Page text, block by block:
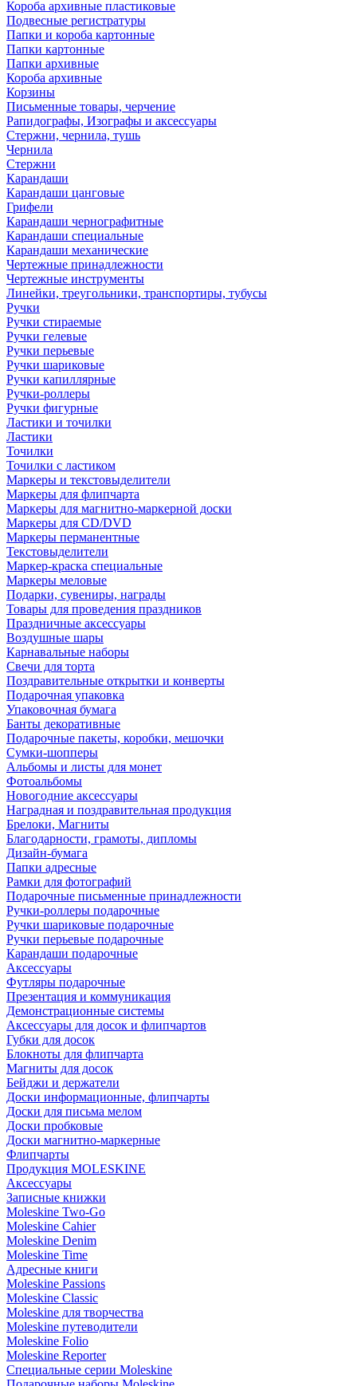
Короба архивные пластиковые
Подвесные регистратуры
Папки и короба картонные
Папки картонные
Папки архивные
Короба архивные
Корзины
Письменные товары, черчение
Рапидографы, Изографы и аксессуары
Стержни, чернила, тушь
Чернила
Стержни
Карандаши
Карандаши цанговые
Грифели
Карандаши чернографитные
Карандаши специальные
Карандаши механические
Чертежные принадлежности
Чертежные инструменты
Линейки, треугольники, транспортиры, тубусы
Ручки
Ручки стираемые
Ручки гелевые
Ручки перьевые
Ручки шариковые
Ручки капиллярные
Ручки-роллеры
Ручки фигурные
Ластики и точилки
Ластики
Точилки
Точилки с ластиком
Маркеры и текстовыделители
Маркеры для флипчарта
Маркеры для магнитно-маркерной доски
Маркеры для CD/DVD
Маркеры перманентные
Текстовыделители
Маркер-краска специальные
Маркеры меловые
Подарки, сувениры, награды
Товары для проведения праздников
Праздничные аксессуары
Воздушные шары
Карнавальные наборы
Свечи для торта
Поздравительные открытки и конверты
Подарочная упаковка
Упаковочная бумага
Банты декоративные
Подарочные пакеты, коробки, мешочки
Сумки-шопперы
Альбомы и листы для монет
Фотоальбомы
Новогодние аксессуары
Наградная и поздравительная продукция
Брелоки, Магниты
Благодарности, грамоты, дипломы
Дизайн-бумага
Папки адресные
Рамки для фотографий
Подарочные письменные принадлежности
Ручки-роллеры подарочные
Ручки шариковые подарочные
Ручки перьевые подарочные
Карандаши подарочные
Аксессуары
Футляры подарочные
Презентация и коммуникация
Демонстрационные системы
Аксессуары для досок и флипчартов
Губки для досок
Блокноты для флипчарта
Магниты для досок
Бейджи и держатели
Доски информационные, флипчарты
Доски для письма мелом
Доски пробковые
Доски магнитно-маркерные
Флипчарты
Продукция MOLESKINE
Аксессуары
Записные книжки
Moleskine Two-Go
Moleskine Cahier
Moleskine Denim
Moleskine Time
Адресные книги
Moleskine Passions
Moleskine Classic
Moleskine для творчества
Moleskine путеводители
Moleskine Folio
Moleskine Reporter
Специальные серии Moleskine